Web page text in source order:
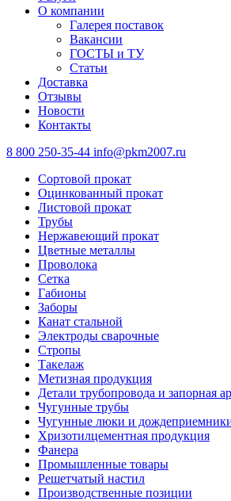
О компании
Галерея поставок
Вакансии
ГОСТЫ и ТУ
Статьи
Доставка
Отзывы
Новости
Контакты
8 800 250-35-44 info@pkm2007.ru
Сортовой прокат
Оцинкованный прокат
Листовой прокат
Трубы
Нержавеющий прокат
Цветные металлы
Проволока
Сетка
Габионы
Заборы
Канат стальной
Электроды сварочные
Стропы
Такелаж
Метизная продукция
Детали трубопровода и запорная
Чугунные трубы
Чугунные люки и
Хризотилцементная продукция
Фанера
Промышленные товары
Решетчатый настил
Производственные позиции